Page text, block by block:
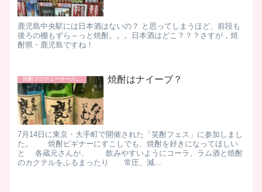
鹿児島中央駅には日本酒はないの？ と思ってしまうほど、前段も
後ろの棚もずら～っと焼酎。。。日本酒はどこ？？？さすが，焼
酎県・鹿児島ですね！
焼酎プロデューサーの日常 焼酎はナイーブ？
7月14日に東京・大手町で開催された「笑酎フェス」に参加しまし
た。 焼酎ビギナーにすこしでも、焼酎を好きになってほしい
と 各蔵元さんが、 飲みやすいようにコーラ、ラム酒と焼酎
のカクテルをふるまったり 常圧、減...